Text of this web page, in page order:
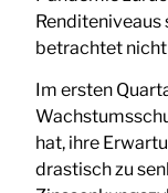
betrachtet
Im ersten
hat, ihre
drastisch zu